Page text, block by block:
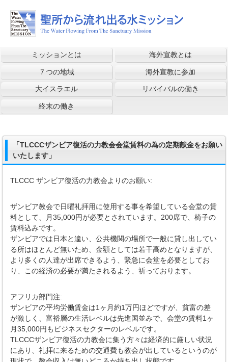
ミッションとは 海外宣教とは
７つの地域 海外宣教に参加
大イスラエル リバイバルの働き
終末の働き
「TLCCCザンビア復活の力教会会堂賃料の為の定期献金をお願い
いたします」
TLCCC ザンビア復活の力教会よりのお願い:
ザンビア教会で日曜礼拝用に使用する事を希望している会堂の賃
料として、月35,000円が必要とされています。200席で、椅子の
賃料込みです。
ザンビアでは日本と違い、公共機関の場所で一般に貸し出してい
る所はほとんど無いため、金額としては若干高めとなりますが、
より多くの人達が出席できるよう、緊急に会堂を必要としてお
り、この経済の必要が満たされるよう、祈っております。
アフリカ部門注:
ザンビアの平均労働賃金は1ヶ月約1万円ほどですが、貧富の差
が激しく、富裕層の生活レベルは先進国並みで、会堂の賃料1ヶ
月35,000円もビジネスセクターのレベルです。
TLCCCザンビア復活の力教会に集う方々は経済的に厳しい状況
にあり、礼拝に来るための交通費も教会が出しているというのが